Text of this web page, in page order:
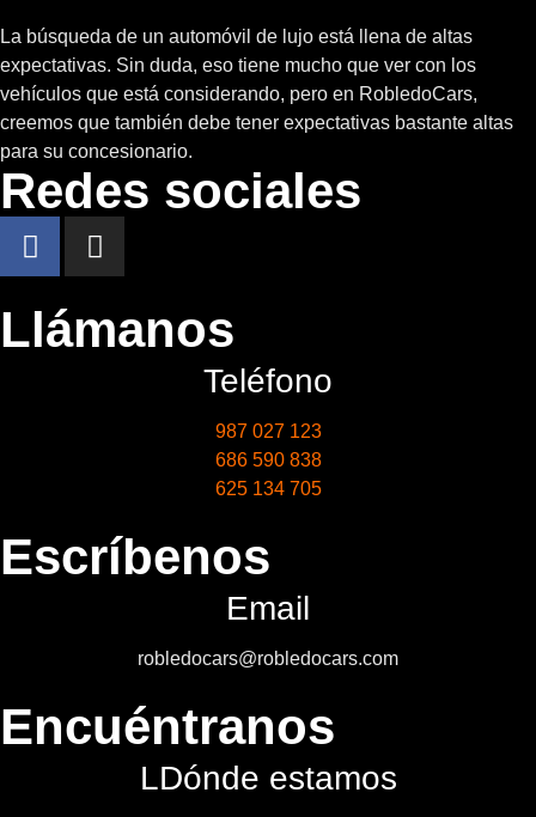
La búsqueda de un automóvil de lujo está llena de altas
expectativas. Sin duda, eso tiene mucho que ver con los
vehículos que está considerando, pero en RobledoCars,
creemos que también debe tener expectativas bastante altas
para su concesionario.
Redes sociales
Llámanos
Teléfono
987 027 123
686 590 838
625 134 705
Escríbenos
Email
robledocars@robledocars.com
Encuéntranos
LDónde estamos